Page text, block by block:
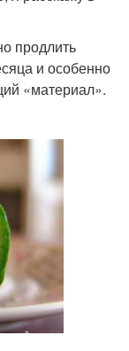
продлить
и особенно
«материал».